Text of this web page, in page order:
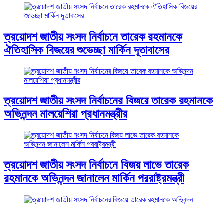
ত্রয়োদশ জাতীয় সংসদ নির্বাচনে তারেক রহমানকে
ঐতিহাসিক বিজয়ের শুভেচ্ছা মার্কিন দূতাবাসের
ত্রয়োদশ জাতীয় সংসদ নির্বাচনের বিজয়ে তারেক রহমানকে
অভিনন্দন মালয়েশিয়া প্রধানমন্ত্রীর
ত্রয়োদশ জাতীয় সংসদ নির্বাচনে বিজয় লাভে তারেক
রহমানকে অভিনন্দন জানালেন মার্কিন পররাষ্ট্রমন্ত্রী